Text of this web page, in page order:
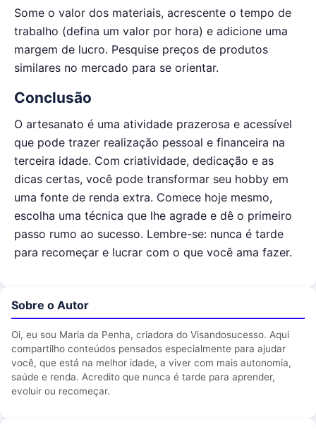
Some o valor dos materiais, acrescente o tempo de
trabalho (defina um valor por hora) e adicione uma
margem de lucro. Pesquise preços de produtos
similares no mercado para se orientar.
Conclusão
O artesanato é uma atividade prazerosa e acessível
que pode trazer realização pessoal e financeira na
terceira idade. Com criatividade, dedicação e as
dicas certas, você pode transformar seu hobby em
uma fonte de renda extra. Comece hoje mesmo,
escolha uma técnica que lhe agrade e dê o primeiro
passo rumo ao sucesso. Lembre-se: nunca é tarde
para recomeçar e lucrar com o que você ama fazer.
Sobre o Autor
Oi, eu sou Maria da Penha, criadora do Visandosucesso. Aqui
compartilho conteúdos pensados especialmente para ajudar
você, que está na melhor idade, a viver com mais autonomia,
saúde e renda. Acredito que nunca é tarde para aprender,
evoluir ou recomeçar.